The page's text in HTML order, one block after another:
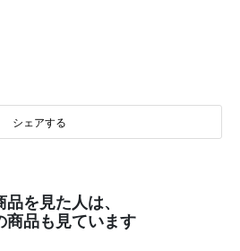
シェアする
品を見た人は、
商品も見ています